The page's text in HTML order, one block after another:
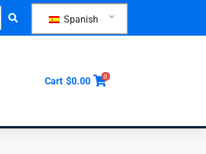
Spanish
Cart $0.00 0